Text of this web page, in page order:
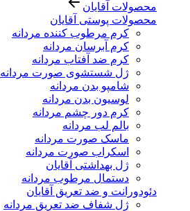
محصولات آقایان
محصولات پوستی آقایان
کرم مرطوب کننده مردانه
کرم آبرسان مردانه
کرم ضد آفتاب مردانه
ژل شستشوی صورت مردانه
شامپو بدن مردانه
لوسیون بدن مردانه
کرم دور چشم مردانه
بالم لب مردانه
ماسک صورت مردانه
اسکراب صورت مردانه
ژل بهداشتی آقایان
دستمال مرطوب مردانه
دئودورانت و ضد تعریق آقایان
ژل شفاف ضد تعریق مردانه